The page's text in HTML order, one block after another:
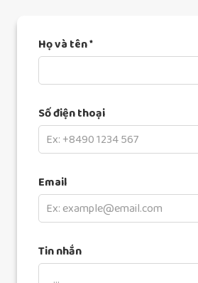
Họ và tên *
Số điện thoại
Email
Tin nhắn